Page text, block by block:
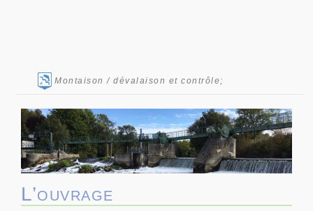
Montaison / dévalaison et contrôle;
L’ouvrage